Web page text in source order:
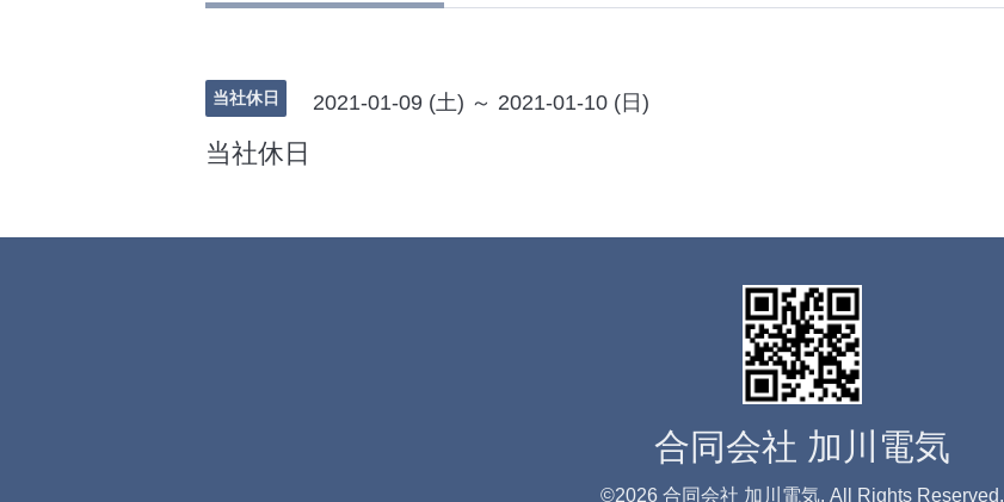
当社休日 2021-01-09 (土) ～ 2021-01-10 (日)
当社休日
合同会社 加川電気
©2026 合同会社 加川電気. All Rights Reserved.